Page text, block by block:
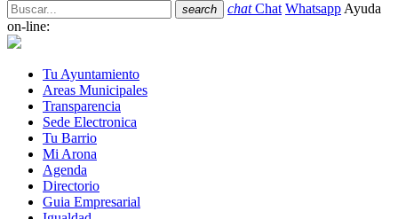
search chatChat Whatsapp Ayuda
on-line:
Tu Ayuntamiento
Areas Municipales
Transparencia
Sede Electronica
Tu Barrio
Mi Arona
Agenda
Directorio
Guia Empresarial